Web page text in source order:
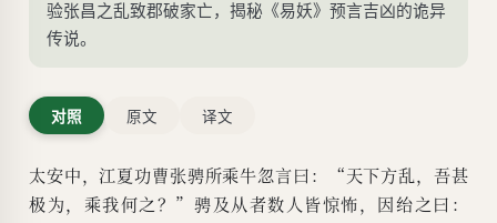
验张昌之乱致郡破家亡，揭秘《易妖》预言吉凶的诡异
传说。
对照 原文 译文
太安中，江夏功曹张骋所乘牛忽言曰：“天下方乱，吾甚
极为，乘我何之？”骋及从者数人皆惊怖，因绐之曰：